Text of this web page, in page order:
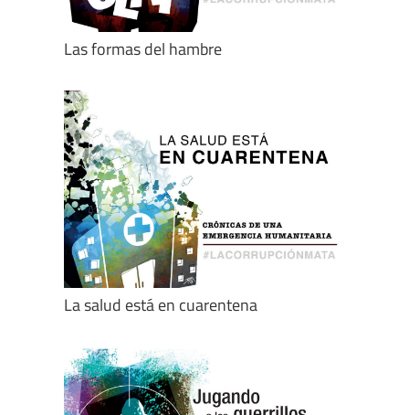
Las formas del hambre
La salud está en cuarentena